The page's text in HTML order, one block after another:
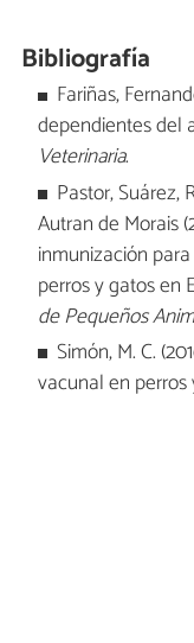
Bibliografía
Fariñas,
dependientes del
Veterinaria.
Pastor, Suárez,
Autran de Morais
inmunización
perros y gatos en
de Pequeños
Simón, M. C.
vacunal en perros